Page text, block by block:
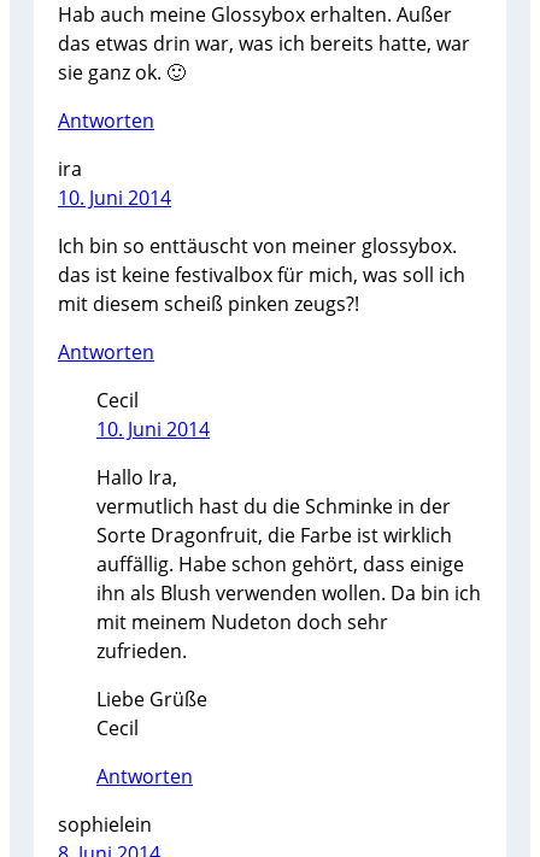
Hab auch meine Glossybox erhalten. Außer
das etwas drin war, was ich bereits hatte, war
sie ganz ok. 🙂
Antworten
ira
10. Juni 2014
Ich bin so enttäuscht von meiner glossybox.
das ist keine festivalbox für mich, was soll ich
mit diesem scheiß pinken zeugs?!
Antworten
Cecil
10. Juni 2014
Hallo Ira,
vermutlich hast du die Schminke in der
Sorte Dragonfruit, die Farbe ist wirklich
auffällig. Habe schon gehört, dass einige
ihn als Blush verwenden wollen. Da bin ich
mit meinem Nudeton doch sehr
zufrieden.
Liebe Grüße
Cecil
Antworten
sophielein